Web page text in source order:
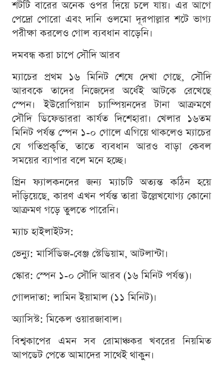
শটটি বারের অনেক ওপর দিয়ে চলে যায়। এর আগে
পেদ্রো পোরো এবং দানি ওলমো দূরপাল্লার শটে ভাগ্য
পরীক্ষা করলেও গোল ব্যবধান বাড়েনি।
দমবন্ধ করা চাপে সৌদি আরব
ম্যাচের প্রথম ১৬ মিনিট শেষে দেখা গেছে, সৌদি
আরবকে তাদের নিজেদের অর্ধেই আটকে রেখেছে
স্পেন। ইউরোপিয়ান চ্যাম্পিয়নদের টানা আক্রমণে
সৌদি ডিফেন্ডাররা কার্যত দিশেহারা। খেলার ১৬তম
মিনিট পর্যন্ত স্পেন ১-০ গোলে এগিয়ে থাকলেও ম্যাচের
যে গতিপ্রকৃতি, তাতে ব্যবধান আরও বাড়া কেবল
সময়ের ব্যাপার বলে মনে হচ্ছে।
গ্রিন ফ্যালকনদের জন্য ম্যাচটি অত্যন্ত কঠিন হয়ে
দাঁড়িয়েছে, কারণ এখন পর্যন্ত তারা উল্লেখযোগ্য কোনো
আক্রমণ গড়ে তুলতে পারেনি।
ম্যাচ হাইলাইটস:
ভেন্যু: মার্সিডিজ-বেঞ্জ স্টেডিয়াম, আটলান্টা।
স্কোর: স্পেন ১-০ সৌদি আরব (১৬ মিনিট পর্যন্ত)।
গোলদাতা: লামিন ইয়ামাল (১১ মিনিট)।
অ্যাসিস্ট: মিকেল ওয়ারজাবাল।
বিশ্বকাপের এমন সব রোমাঞ্চকর খবরের নিয়মিত
আপডেট পেতে আমাদের সাথেই থাকুন।